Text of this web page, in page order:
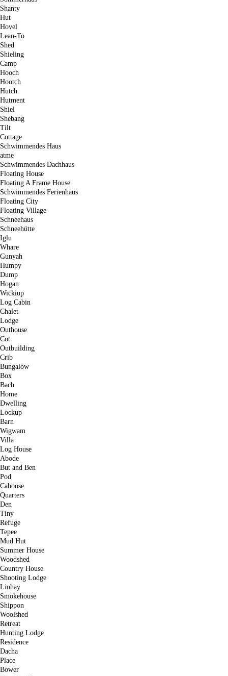
Shanty
Hut
Hovel
Lean-To
Shed
Shieling
Camp
Hooch
Hootch
Hutch
Hutment
Shiel
Shebang
Tilt
Cottage
Schwimmendes Haus
atme
Schwimmendes Dachhaus
Floating House
Floating A Frame House
Schwimmendes Ferienhaus
Floating City
Floating Village
Schneehaus
Schneehütte
Iglu
Whare
Gunyah
Humpy
Dump
Hogan
Wickiup
Log Cabin
Chalet
Lodge
Outhouse
Cot
Outbuilding
Crib
Bungalow
Box
Bach
Home
Dwelling
Lockup
Barn
Wigwam
Villa
Log House
Abode
But and Ben
Pod
Caboose
Quarters
Den
Tiny
Refuge
Tepee
Mud Hut
Summer House
Woodshed
Country House
Shooting Lodge
Linhay
Smokehouse
Shippon
Woolshed
Retreat
Hunting Lodge
Residence
Dacha
Place
Bower